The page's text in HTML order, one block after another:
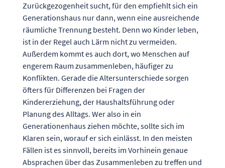
Zurückgezogenheit sucht, für den empfiehlt sich ein
Generationshaus nur dann, wenn eine ausreichende
räumliche Trennung besteht. Denn wo Kinder leben,
ist in der Regel auch Lärm nicht zu vermeiden.
Außerdem kommt es auch dort, wo Menschen auf
engerem Raum zusammenleben, häufiger zu
Konflikten. Gerade die Altersunterschiede sorgen
öfters für Differenzen bei Fragen der
Kindererziehung, der Haushaltsführung oder
Planung des Alltags. Wer also in ein
Generationenhaus ziehen möchte, sollte sich im
Klaren sein, worauf er sich einlässt. In den meisten
Fällen ist es sinnvoll, bereits im Vorhinein genaue
Absprachen über das Zusammenleben zu treffen und